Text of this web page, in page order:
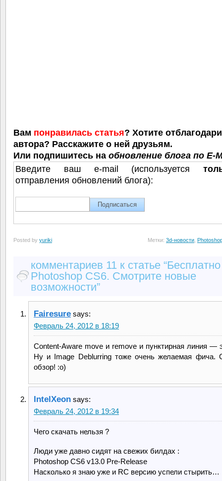
Вам понравилась статья? Хотите
автора? Расскажите о ней друзьям.
Или подпишитесь на обновление блога по E-
Введите ваш e-mail (используется
отправления обновлений блога):
Posted by yuriki Метки: 3d-новости
комментариев 11 к статье
Photoshop CS6. Смотрите новые
возможности”
Fairesure says:
Февраль 24, 2012 в 18:19
Content-Aware move и remove и пунктирная линия —
Ну и Image Deblurring тоже очень желаемая фича.
обзор! :о)
IntelXeon says:
Февраль 24, 2012 в 19:34
Чего скачать нельзя ?
Люди уже давно сидят на свежих билдах :
Photoshop CS6 v13.0 Pre-Release
Насколько я знаю уже и RC версию успели стырить…